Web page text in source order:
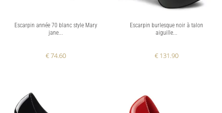
Escarpin année 70 blanc style Mary
jane...
€ 74.60
Escarpin burlesque noir à talon
aiguille...
€ 131.90